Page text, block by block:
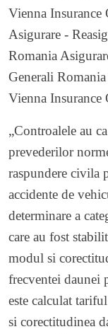
Vienna Insurance
Asigurare -
Romania
Generali
Vienna
„Controalele au
prevederilor
raspundere civila
accidente de
determinare a
care au fost
modul si
frecventei daunei
este calculat
si corectitudinea